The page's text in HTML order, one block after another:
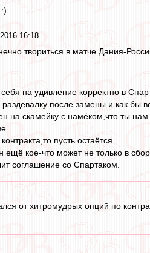
16:18
твориться в матче Дания-
на удивление корректно в
после замены и как бы
на скамейку с намёком,что ты
пусть остаётся.
ещё кое-что может не только в
соглашение со Спартаком.
от хитромудрых опций по